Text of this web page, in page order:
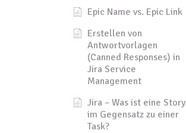
Epic Name vs. Epic Link
Erstellen von
Antwortvorlagen
(Canned Responses) in
Jira Service
Management
Jira – Was ist eine Story
im Gegensatz zu einer
Task?